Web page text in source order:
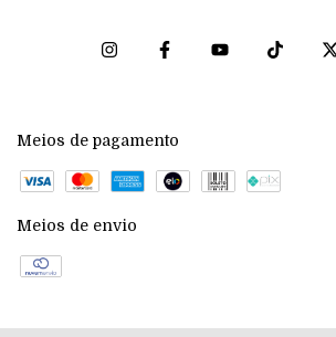
Meios de pagamento
Meios de envio